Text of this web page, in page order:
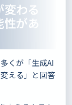
わる
があ
くが「生成AI
える」と回答